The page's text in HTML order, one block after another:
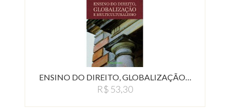
ENSINO DO DIREITO, GLOBALIZAÇÃO…
R$ 53,30